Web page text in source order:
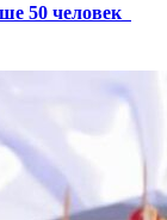
50 человек